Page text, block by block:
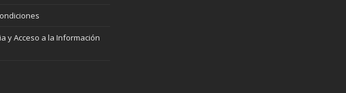
y Acceso a la Información